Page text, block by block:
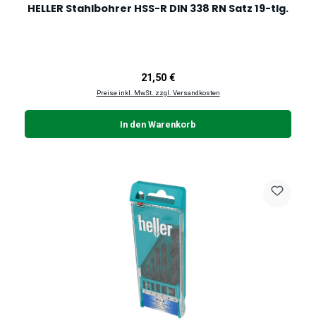
HELLER Stahlbohrer HSS-R DIN 338 RN Satz 19-tlg.
Regulärer Preis:
21,50 €
Preise inkl. MwSt. zzgl. Versandkosten
In den Warenkorb